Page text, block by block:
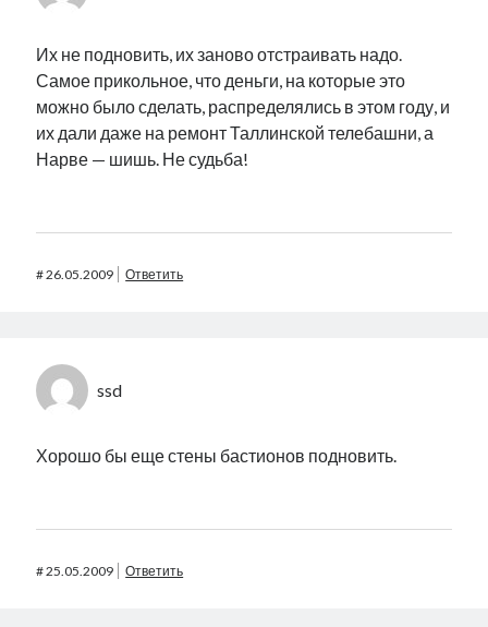
Их не подновить, их заново отстраивать надо.
Самое прикольное, что деньги, на которые это
можно было сделать, распределялись в этом году, и
их дали даже на ремонт Таллинской телебашни, а
Нарве — шишь. Не судьба!
#26.05.2009 Ответить
ssd
Хорошо бы еще стены бастионов подновить.
#25.05.2009 Ответить